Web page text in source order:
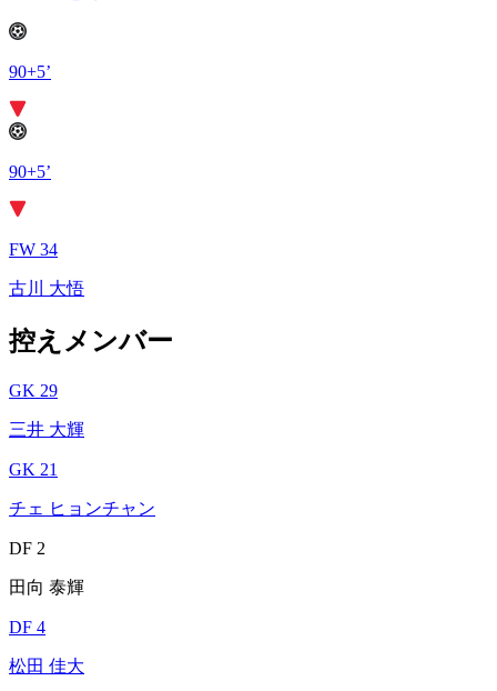
90+5’
90+5’
FW 34
古川 大悟
控えメンバー
GK 29
三井 大輝
GK 21
チェ ヒョンチャン
DF 2
田向 泰輝
DF 4
松田 佳大